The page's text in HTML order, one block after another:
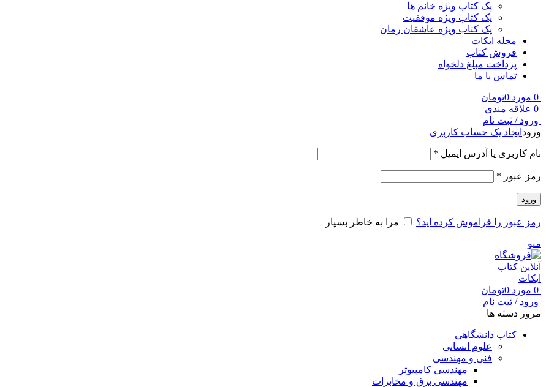
پک کتاب ویژه خانم ها
پک کتاب ویژه موفقیت
پک کتاب ویژه عاشقان رمان
مجله ایکات
فروش کتاب
پرداخت مبلغ دلخواه
تماس با ما
0 مورد 0تومان
0 علاقه مندی
ورود / ثبت نام
ورود ایجاد یک حساب کاربری
نام کاربری یا آدرس ایمیل *
رمز عبور *
ورود
رمز عبور را فراموش کرده اید؟ مرا به خاطر بسپار
منو
0 مورد 0تومان
ورود / ثبت نام
مرور دسته ها
کتاب دانشگاهی
علوم انسانی
فنی و مهندسی
مهندسی کامپیوتر
مهندسی برق و مخابرات